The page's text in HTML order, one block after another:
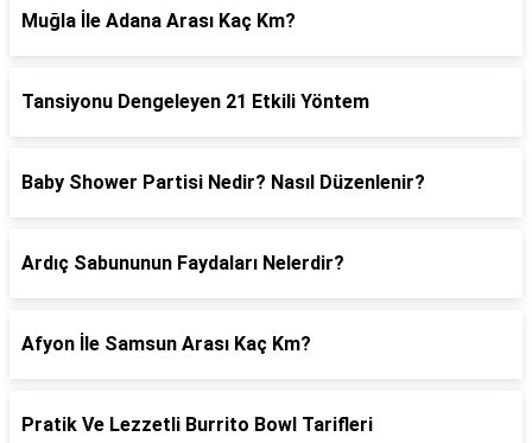
Muğla İle Adana Arası Kaç Km?
Tansiyonu Dengeleyen 21 Etkili Yöntem
Baby Shower Partisi Nedir? Nasıl Düzenlenir?
Ardıç Sabununun Faydaları Nelerdir?
Afyon İle Samsun Arası Kaç Km?
Pratik Ve Lezzetli Burrito Bowl Tarifleri